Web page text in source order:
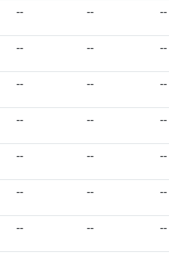
-- -- --
-- -- --
-- -- --
-- -- --
-- -- --
-- -- --
-- -- --